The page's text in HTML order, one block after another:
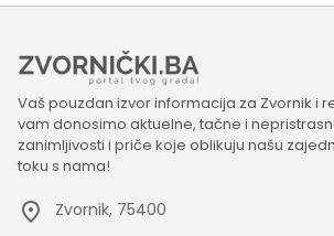
Vaš pouzdan izvor informacija za Zvornik i
vam donosimo aktuelne, tačne i
zanimljivosti i priče koje oblikuju našu
toku s nama!
Zvornik, 75400